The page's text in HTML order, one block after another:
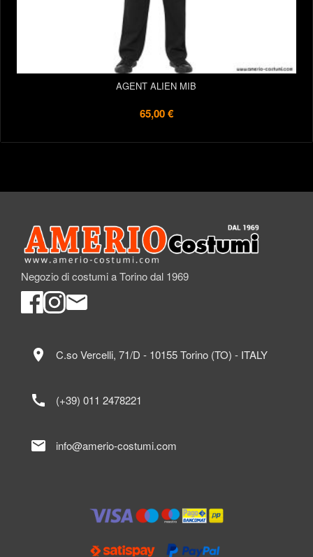
AGENT ALIEN MIB
65,00 €
Negozio di costumi a Torino dal 1969
location_on C.so Vercelli, 71/D - 10155 Torino (TO) - ITALY
call (+39) 011 2478221
mail info@amerio-costumi.com